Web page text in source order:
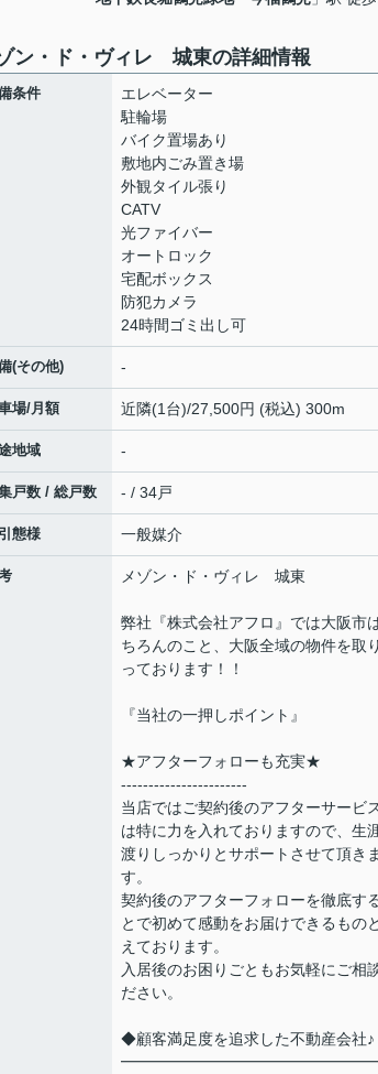
ン・ド・ヴィレ 城東の詳細情報
条件
エレベーター
駐輪場
バイク置場あり
敷地内ごみ置き場
外観タイル張り
CATV
光ファイバー
オートロック
宅配ボックス
防犯カメラ
24時間ゴミ出し可
(その他) -
場/月額 近隣(1台)/27,500円 (税込) 300m
地域 -
戸数 / 総戸数 - / 34戸
態様 一般媒介
メゾン・ド・ヴィレ 城東
弊社『株式会社アフロ』では大阪市
ちろんのこと、大阪全域の物件を取
っております！！
『当社の一押しポイント』
★アフターフォローも充実★
-----------------------
当店ではご契約後のアフターサービ
は特に力を入れておりますので、生
渡りしっかりとサポートさせて頂きま
す。
契約後のアフターフォローを徹底す
とで初めて感動をお届けできるもの
えております。
入居後のお困りごともお気軽にご相
ださい。
◆顧客満足度を追求した不動産会社♪